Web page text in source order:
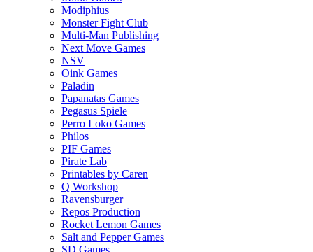
Modiphius
Monster Fight Club
Multi-Man Publishing
Next Move Games
NSV
Oink Games
Paladin
Papanatas Games
Pegasus Spiele
Perro Loko Games
Philos
PIF Games
Pirate Lab
Printables by Caren
Q Workshop
Ravensburger
Repos Production
Rocket Lemon Games
Salt and Pepper Games
SD Games